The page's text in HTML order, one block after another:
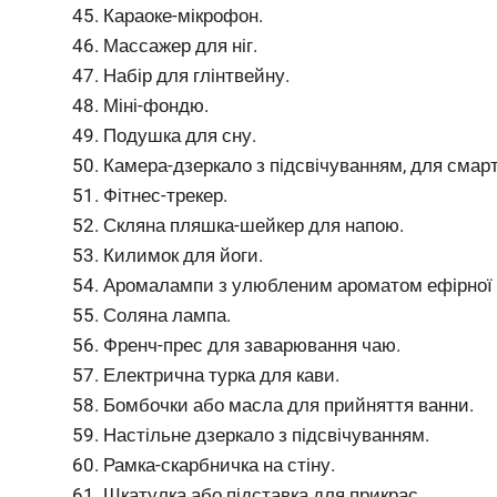
Караоке-мікрофон.
Массажер для ніг.
Набір для глінтвейну.
Міні-фондю.
Подушка для сну.
Камера-дзеркало з підсвічуванням, для
Фітнес-трекер.
Скляна пляшка-шейкер для напою.
Килимок для йоги.
Аромалампи з улюбленим ароматом ефірної
Соляна лампа.
Френч-прес для заварювання чаю.
Електрична турка для кави.
Бомбочки або масла для прийняття ванни.
Настільне дзеркало з підсвічуванням.
Рамка-скарбничка на стіну.